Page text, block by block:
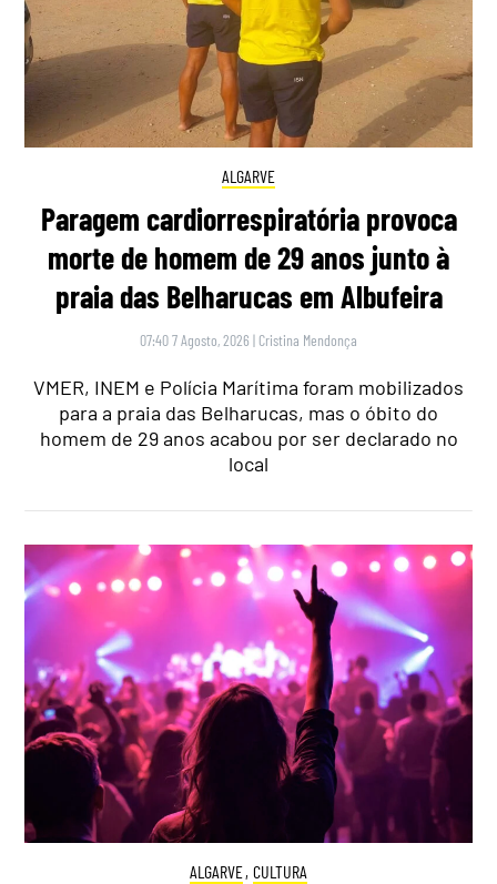
ALGARVE
Paragem cardiorrespiratória provoca
morte de homem de 29 anos junto à
praia das Belharucas em Albufeira
07:40 7 Agosto, 2026 | Cristina Mendonça
VMER, INEM e Polícia Marítima foram mobilizados
para a praia das Belharucas, mas o óbito do
homem de 29 anos acabou por ser declarado no
local
ALGARVE, CULTURA